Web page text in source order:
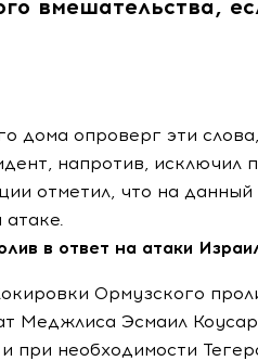
вмешательства,
дома опроверг эти
напротив, исключил
отметил, что на
в ответ на атаки
Ормузского
Меджлиса Эсмаил
при необходимости